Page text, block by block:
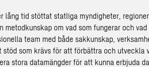
lång tid stöttat statliga myndigheter,
metodkunskap om vad som fungerar och
team med både sakkunskap,
stöd som krävs för att förbättra och utveckla
stora datamängder för att kunna erbjuda